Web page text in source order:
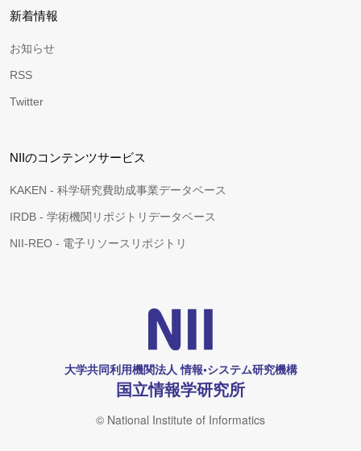
新着情報
お知らせ
RSS
Twitter
NIIのコンテンツサービス
KAKEN - 科学研究費助成事業データベース
IRDB - 学術機関リポジトリデータベース
NII-REO - 電子リソースリポジトリ
大学共同利用機関法人 情報•システム研究機構
国立情報学研究所
© National Institute of Informatics